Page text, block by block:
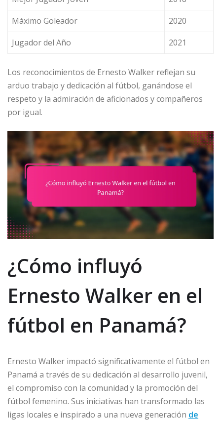
Máximo Goleador
2020
Jugador del Año
2021
Los reconocimientos de Ernesto Walker reflejan su
arduo trabajo y dedicación al fútbol, ganándose el
respeto y la admiración de aficionados y compañeros
por igual.
¿Cómo influyó
Ernesto Walker en el
fútbol en Panamá?
Ernesto Walker impactó significativamente el fútbol en
Panamá a través de su dedicación al desarrollo juvenil,
el compromiso con la comunidad y la promoción del
fútbol femenino. Sus iniciativas han transformado las
ligas locales e inspirado a una nueva generación de